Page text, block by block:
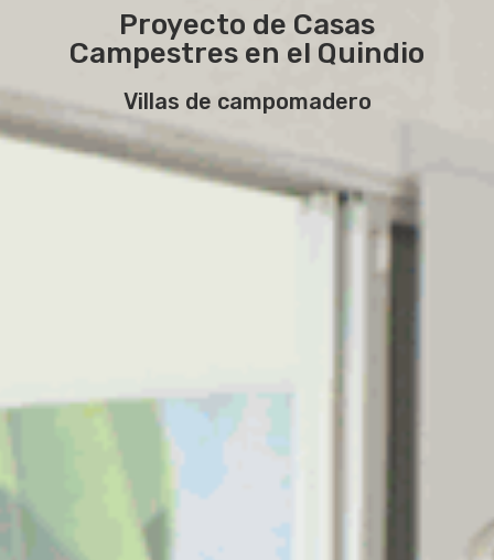
Proyecto de Casas
Campestres en el Quindio
Villas de campomadero